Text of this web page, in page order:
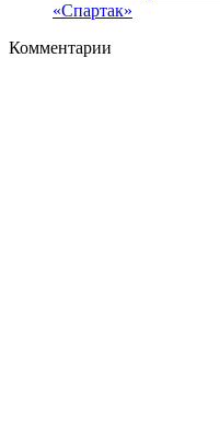
«Спартак»
Комментарии